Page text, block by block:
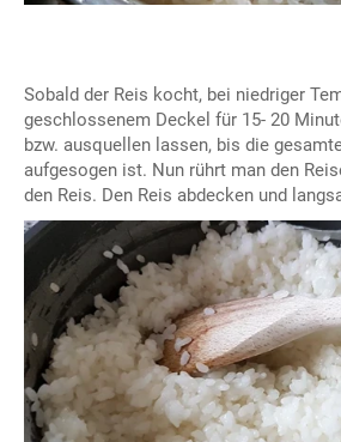
Sobald der Reis kocht, bei niedriger
geschlossenem Deckel für 15- 20
bzw. ausquellen lassen, bis die
aufgesogen ist. Nun rührt man den
den Reis. Den Reis abdecken und